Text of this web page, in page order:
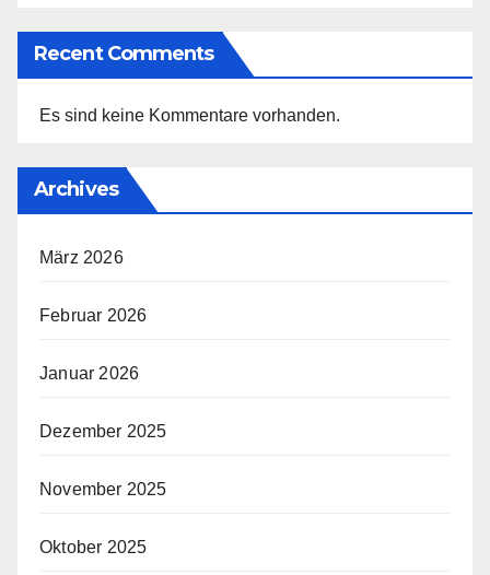
Recent Comments
Es sind keine Kommentare vorhanden.
Archives
März 2026
Februar 2026
Januar 2026
Dezember 2025
November 2025
Oktober 2025